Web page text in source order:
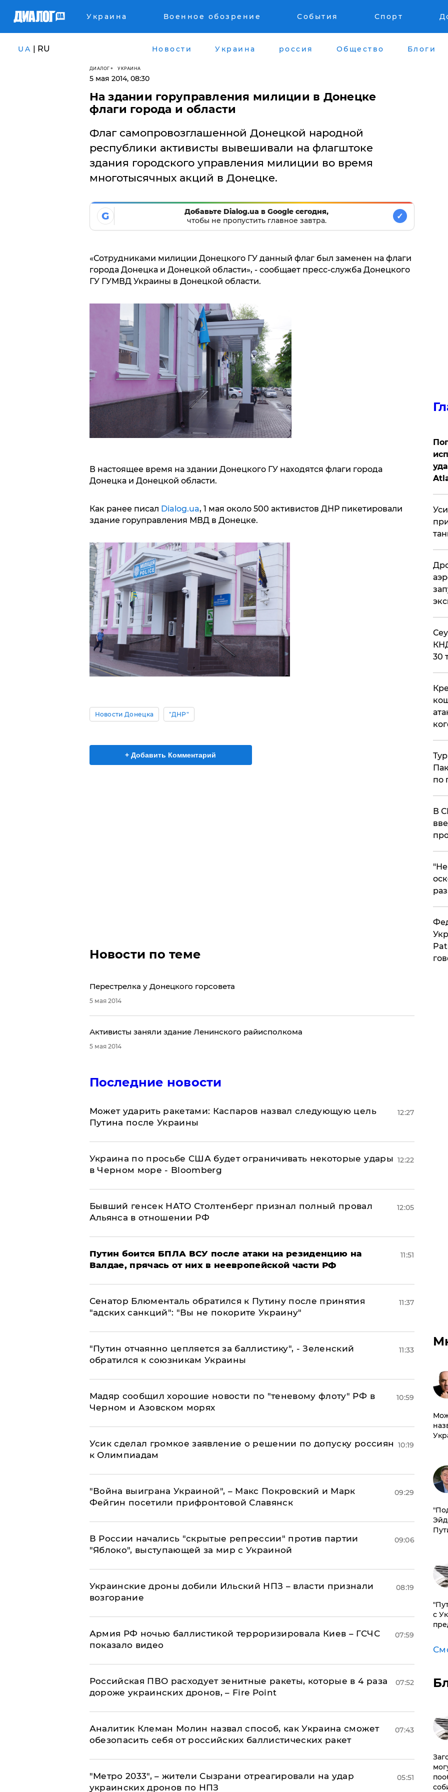
Украина Военное обозрение События Спорт
UA | RU Новости Украина россия Общество Блоги
ДИАЛОГ УКРАИНА
5 мая 2014, 08:30
На здании горуправления милиции в Донецке
флаги города и области
Флаг самопровозглашенной Донецкой народной
республики активисты вывешивали на флагштоке
здания городского управления милиции во время
многотысячных акций в Донецке.
G
Добавьте Dialog.ua в Google сегодня,
чтобы не пропустить главное завтра.
✓
«Сотрудниками милиции Донецкого ГУ данный флаг был заменен на флаги
города Донецка и Донецкой области», - сообщает пресс-служба Донецкого
ГУ ГУМВД Украины в Донецкой области.
В настоящее время на здании Донецкого ГУ находятся флаги города
Донецка и Донецкой области.
Как ранее писал Dialog.ua, 1 мая около 500 активистов ДНР пикетировали
здание горуправления МВД в Донецке.
Новости Донецка "ДНР"
+ Добавить Комментарий
Новости по теме
Перестрелка у Донецкого горсовета
5 мая 2014
​Активисты заняли здание Ленинского райисполкома
5 мая 2014
Последние новости
Может ударить ракетами: Каспаров назвал следующую цель
Путина после Украины
12:27
Украина по просьбе США будет ограничивать некоторые удары
в Черном море - Bloomberg
12:22
Бывший генсек НАТО Столтенберг признал полный провал
Альянса в отношении РФ
12:05
Путин боится БПЛА ВСУ после атаки на резиденцию на
Валдае, прячась от них в неевропейской части РФ
11:51
Сенатор Блюменталь обратился к Путину после принятия
"адских санкций": "Вы не покорите Украину"
11:37
"Путин отчаянно цепляется за баллистику", - Зеленский
обратился к союзникам Украины
11:33
Мадяр сообщил хорошие новости по "теневому флоту" РФ в
Черном и Азовском морях
10:59
Усик сделал громкое заявление о решении по допуску россиян
к Олимпиадам
10:19
"Война выиграна Украиной", – Макс Покровский и Марк
Фейгин посетили прифронтовой Славянск
09:29
В России начались "скрытые репрессии" против партии
"Яблоко", выступающей за мир с Украиной
09:06
Украинские дроны добили Ильский НПЗ – власти признали
возгорание
08:19
Армия РФ ночью баллистикой терроризировала Киев – ГСЧС
показало видео
07:59
Российская ПВО расходует зенитные ракеты, которые в 4 раза
дороже украинских дронов, – Fire Point
07:52
Аналитик Клеман Молин назвал способ, как Украина сможет
обезопасить себя от российских баллистических ракет
07:43
"Метро 2033", – жители Сызрани отреагировали на удар
украинских дронов по НПЗ
05:51
30
по
В
с